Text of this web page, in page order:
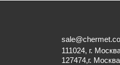
111024, г.
127474,г.